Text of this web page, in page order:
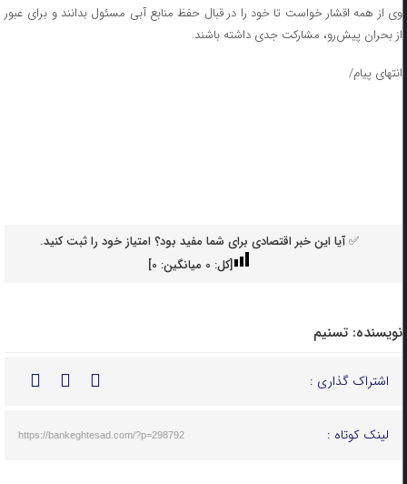
وی از همه اقشار خواست تا خود را در قبال حفظ منابع آبی مسئول بدانند و برای عبور
از بحران پیش‌رو، مشارکت جدی داشته باشند.
انتهای پیام/
✅ آیا این خبر اقتصادی برای شما مفید بود؟ امتیاز خود را ثبت کنید.
[کل: 0میانگین: 0
]
نویسنده: تسنیم
اشتراک گذاری :
لینک کوتاه : https://bankeghtesad.com/?p=298792